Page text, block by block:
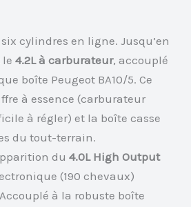
cylindres en ligne. Jusqu’en
le4.2L à carburateur, accouplé
boîte Peugeot BA10/5. Ce
à essence (carburateur
à régler) et la boîte casse
du tout-terrain.
du4.0L High Output
(190 chevaux)
à la robuste boîte